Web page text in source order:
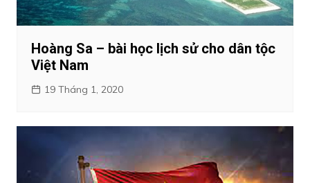
Hoàng Sa – bài học lịch sử cho dân tộc
Việt Nam
19 Tháng 1, 2020